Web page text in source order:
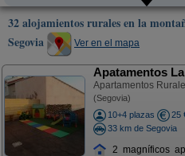
32 alojamientos rurales en la
Segovia
Ver en el mapa
Apatamentos
Apartamentos
(Segovia)
10+4 plazas
25
33 km de Segovia
2 magníficos